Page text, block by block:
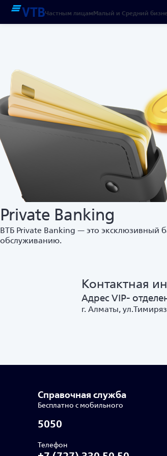
Частным лицамМалый и Средний
Private Banking
ВТБ Private Banking — это эксклюзивный
обслуживанию.
Контактная
Адрес VIP-
г. Алматы,
Справочная служба
Бесплатно с мобильного
5050
Телефон